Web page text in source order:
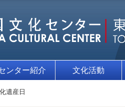
ンター紹介 文化活動
遺産日